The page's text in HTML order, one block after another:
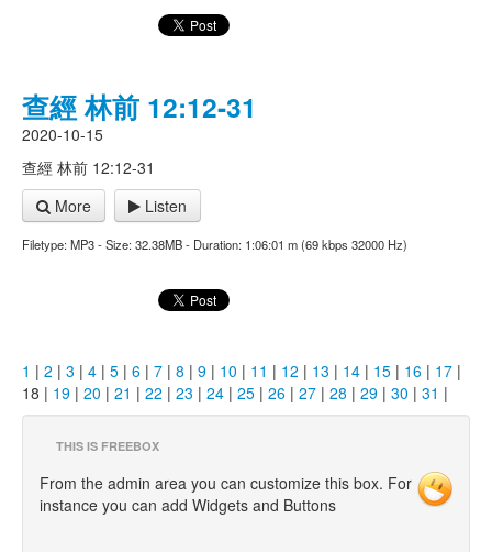
查經 林前 12:12-31
2020-10-15
查經 林前 12:12-31
More
Listen
Filetype: MP3 - Size: 32.38MB - Duration: 1:06:01 m (69 kbps 32000 Hz)
1 | 2 | 3 | 4 | 5 | 6 | 7 | 8 | 9 | 10 | 11 | 12 | 13 | 14 | 15 | 16 | 17 |
18 | 19 | 20 | 21 | 22 | 23 | 24 | 25 | 26 | 27 | 28 | 29 | 30 | 31 |
THIS IS FREEBOX
From the admin area you can customize this box. For
instance you can add Widgets and Buttons